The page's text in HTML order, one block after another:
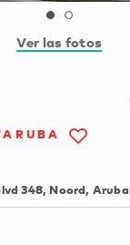
Ver las fotos
348, Noord, Aruba